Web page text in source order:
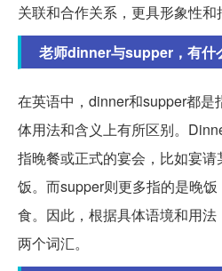
关联和合作关系，更具形象性和
老师dinner与supper，有什
在英语中，dinner和supper都是
体用法和含义上有所区别。
指晚餐或正式的宴会，比如宴
饭。而supper则更多指的是晚
食。因此，根据具体语境和用
两个词汇。